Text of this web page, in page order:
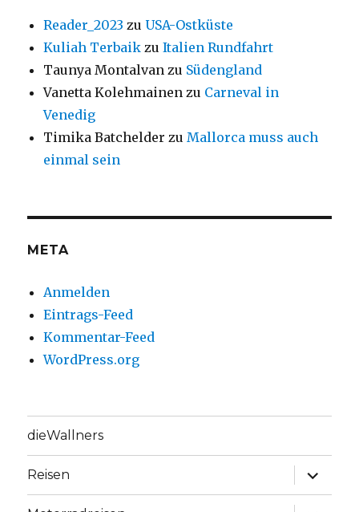
Reader_2023 zuUSA-Ostküste
Kuliah Terbaik zuItalien Rundfahrt
Taunya Montalvan zu Südengland
Vanetta Kolehmainen zu Carneval in
Venedig
Timika Batchelder zu Mallorca muss auch
einmal sein
META
Anmelden
Eintrags-Feed
Kommentar-Feed
WordPress.org
dieWallners
Reisen